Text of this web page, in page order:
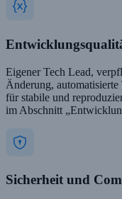
Eigener Tech Lead,
Änderung,
für stabile und
im Abschnitt
Sicherheit und